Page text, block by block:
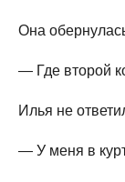
Она
— Где второй
Илья не
— У меня в